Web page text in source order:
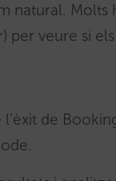
natural.
veure si
de